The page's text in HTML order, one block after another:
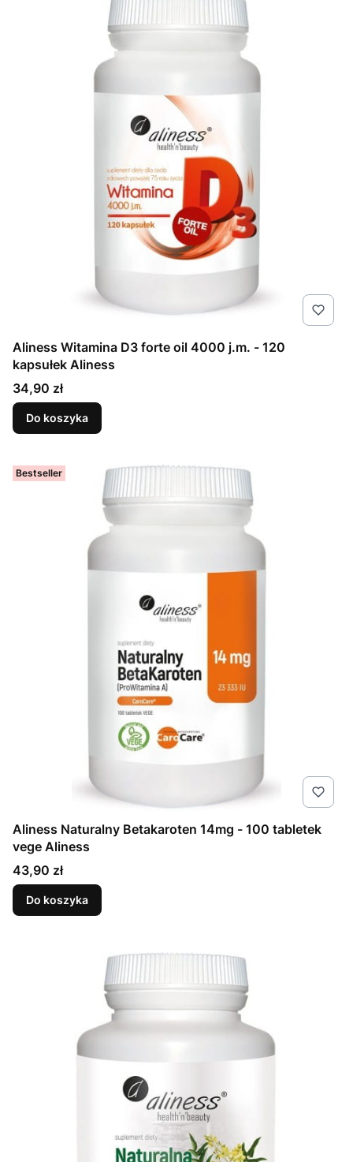
Aliness Witamina D3 forte oil 4000 j.m. - 120
kapsułek Aliness
Cena
34,90 zł
Do koszyka
Bestseller
Aliness Naturalny Betakaroten 14mg - 100 tabletek
vege Aliness
Cena
43,90 zł
Do koszyka